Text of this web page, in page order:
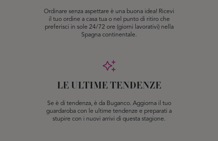
Ordinare senza aspettare è una buona idea! Ricevi
il tuo ordine a casa tua o nel punto di ritiro che
preferisci in sole 24/72 ore (giorni lavorativi) nella
Spagna continentale.
LE ULTIME TENDENZE
Se è di tendenza, è da Buganco. Aggiorna il tuo
guardaroba con le ultime tendenze e preparati a
stupire con i nuovi arrivi di questa stagione.